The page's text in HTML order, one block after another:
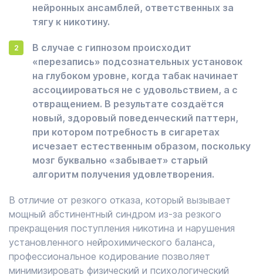
нейронных ансамблей, ответственных за
тягу к никотину.
В случае с гипнозом происходит
«перезапись» подсознательных установок
на глубоком уровне, когда табак начинает
ассоциироваться не с удовольствием, а с
отвращением. В результате создаётся
новый, здоровый поведенческий паттерн,
при котором потребность в сигаретах
исчезает естественным образом, поскольку
мозг буквально «забывает» старый
алгоритм получения удовлетворения.
В отличие от резкого отказа, который вызывает
мощный абстинентный синдром из-за резкого
прекращения поступления никотина и нарушения
установленного нейрохимического баланса,
профессиональное кодирование позволяет
минимизировать физический и психологический